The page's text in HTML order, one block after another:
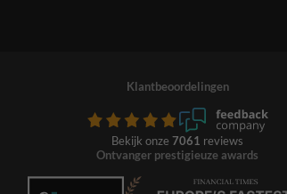
Klantbeoordelingen
Bekijk onze 7061 reviews
Ontvanger prestigieuze awards